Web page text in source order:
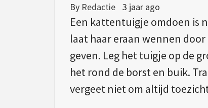
By Redactie 3 jaar ago
Een kattentuigje omdoen is
laat haar eraan wennen
geven. Leg het tuigje op de
het rond de borst en buik.
vergeet niet om altijd